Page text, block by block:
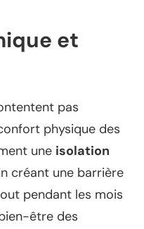
et
pas
physique des
une isolation
créant une barrière
pendant les mois
être des